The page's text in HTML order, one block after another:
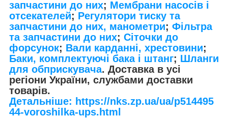
запчастини до них; Мембрани насосів і
отсекателей; Регулятори тиску та
запчастини до них, манометри; Фільтра
та запчастини до них; Сіточки до
форсунок; Вали карданні, хрестовини;
Баки, комплектуючі бака і штанг; Шланги
для обприскувача. Доставка в усі
регіони України, службами доставки
товарів.
Детальніше: https://nks.zp.ua/ua/p514495
44-voroshilka-ups.html